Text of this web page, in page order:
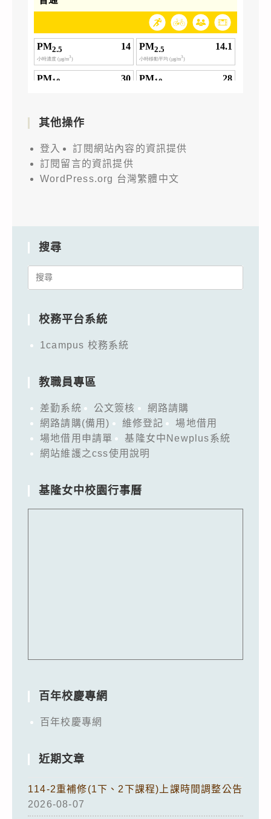
其他操作
登入
訂閱網站內容的資訊提供
訂閱留言的資訊提供
WordPress.org 台灣繁體中文
搜尋
Search
校務平台系統
1campus 校務系統
教職員專區
差勤系統 公文簽核
網路請購
網路請購(備用)
維修登記
場地借用
場地借用申請單
基隆女中Newplus系統
網站維護之css使用說明
基隆女中校園行事曆
百年校慶專網
百年校慶專網
近期文章
114-2重補修(1下、2下課程)上課時間調整公告
2026-08-07